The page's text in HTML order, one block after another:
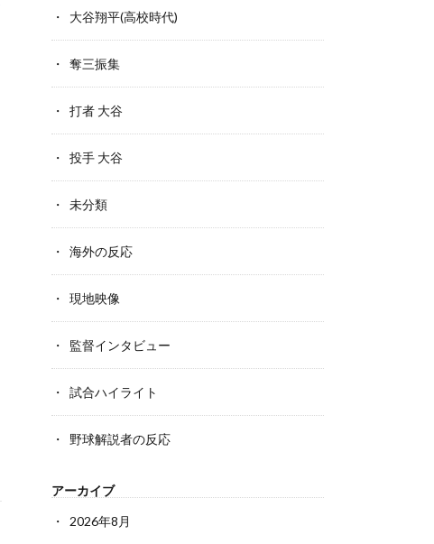
大谷翔平(高校時代)
奪三振集
打者 大谷
投手 大谷
未分類
海外の反応
現地映像
監督インタビュー
試合ハイライト
野球解説者の反応
アーカイブ
2026年8月